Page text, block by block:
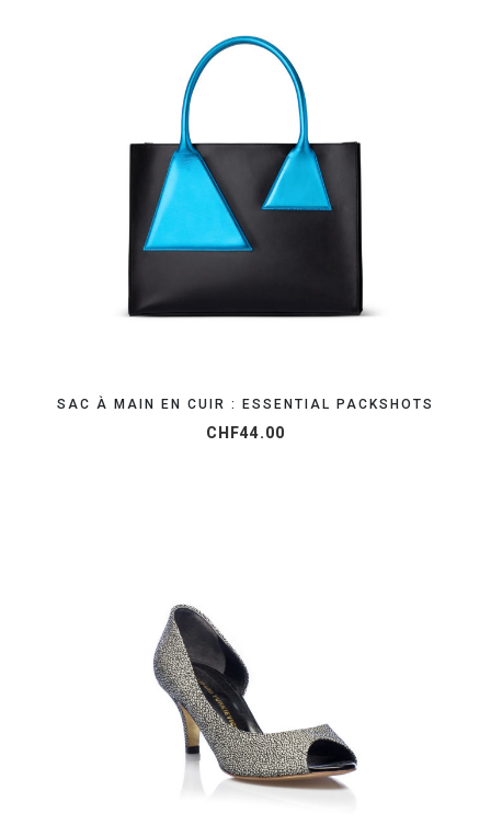
OBTENEZ VOTRE DEVIS EN 24H
SAC À MAIN EN CUIR : ESSENTIAL PACKSHOTS
CHF44.00
ORGANISEZ VOTRE SHOOTING